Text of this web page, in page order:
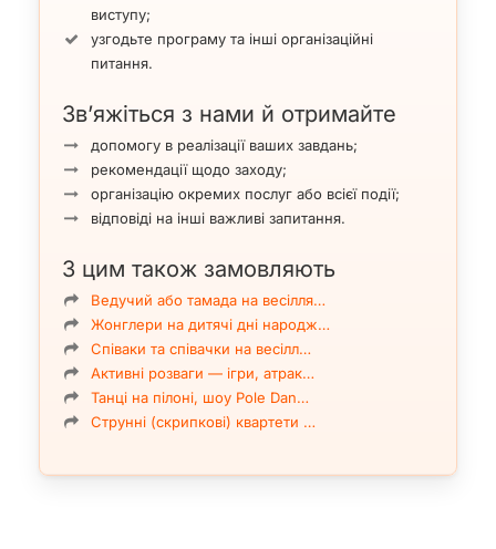
виступу;
узгодьте програму та інші організаційні
питання.
Зв’яжіться з нами й отримайте
допомогу в реалізації ваших завдань;
рекомендації щодо заходу;
організацію окремих послуг або всієї події;
відповіді на інші важливі запитання.
З цим також замовляють
Ведучий або тамада на весілля…
Жонглери на дитячі дні народж…
Співаки та співачки на весілл…
Активні розваги — ігри, атрак…
Танці на пілоні, шоу Pole Dan…
Струнні (скрипкові) квартети …